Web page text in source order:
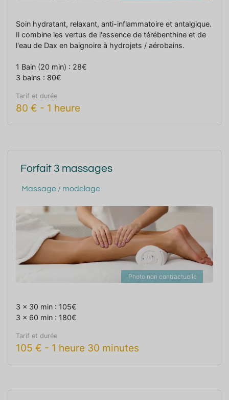
Soin hydratant, relaxant, anti-inflammatoire et antalgique.
Il combine les vertus de l'essence de térébenthine et de
l'eau de Dax en baignoire à hydrojets / aérobains.
1 Bain (20 min) : 28€
3 bains : 80€
Tarif et durée
80 € - 1 heure
Forfait 3 massages
Massage / modelage
Photo non contractuelle
3 x 30 min : 105€
3 x 60 min : 180€
Tarif et durée
105 € - 1 heure 30 minutes